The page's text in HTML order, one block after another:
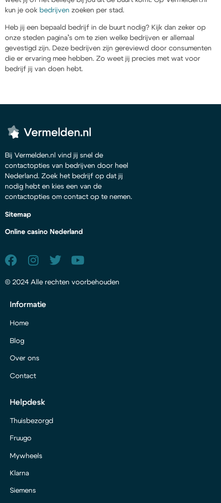
kun je ook bedrijven zoeken per stad.
Heb jij een bepaald bedrijf in de buurt nodig? Kijk dan zeker op
onze steden pagina’s om te zien welke bedrijven er allemaal
gevestigd zijn. Deze bedrijven zijn gereviewd door consumenten
die er ervaring mee hebben. Zo weet jij precies met wat voor
bedrijf jij van doen hebt.
Bij Vermelden.nl vind jij snel de
contactopties van bedrijven door heel
Nederland. Zoek het bedrijf op dat jij
nodig hebt en kies een van de
contactopties om contact op te nemen.
Sitemap
Online casino Nederland
© 2024 Alle rechten voorbehouden
Informatie
Home
Blog
Over ons
Contact
Helpdesk
Thuisbezorgd
Fruugo
Mywheels
Klarna
Siemens